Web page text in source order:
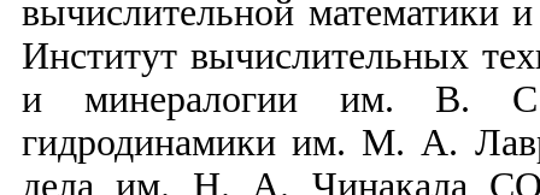
вычислительной математики
Институт вычислительных
и минералогии им. В.
гидродинамики им. М. А.
дела им. Н. А. Чинакала